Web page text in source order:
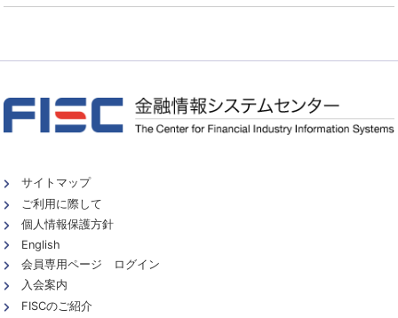
サイトマップ
ご利用に際して
個人情報保護方針
English
会員専用ページ ログイン
入会案内
FISCのご紹介